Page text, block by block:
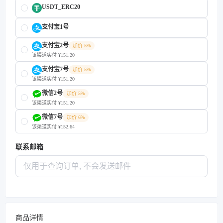
USDT_ERC20
支付宝1号
支付宝2号
加价 5%
该渠道实付 ¥151.20
支付宝7号
加价 5%
该渠道实付 ¥151.20
微信2号
加价 5%
该渠道实付 ¥151.20
微信7号
加价 6%
该渠道实付 ¥152.64
联系邮箱
商品详情